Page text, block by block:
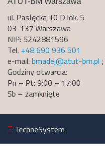
ul. Pasłęcka 10 D lok. 5
03-137 Warszawa
NIP: 5242881596
Tel. +48 690 936 501
e-mail: bmadej@atut-bm.pl ;
Godziny otwarcia:
Pn – Pt: 9:00 – 17:00
Sb – zamknięte
Ξ TechneSystem